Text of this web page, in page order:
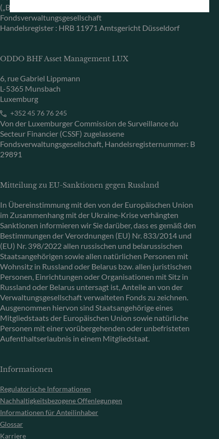
(„BaFin“) zugelassene und beaufsichtigte
Fondsverwaltungsgesellschaft
Handelsregister : HRB 11971 Amtsgericht Düsseldorf
ODDO BHF Asset Management LUX
6, rue Gabriel Lippmann
L-5365 Munsbach
Luxemburg
+352 45 76 76 245
Von der Luxemburger Commission de Surveillance du
Secteur Financier (CSSF) zugelassene
Fondsverwaltungsgesellschaft, Handelsregisternummer: B
29891
Mitteilung zu EU-Sanktionen gegen Russland
In Übereinstimmung mit den von der Europäischen Union
im Zusammenhang mit der Ukraine-Krise verhängten
Sanktionen informieren wir Sie darüber, dass es gemäß den
Bestimmungen der Verordnungen (EU) Nr. 833/2014 und
(EU) Nr. 398/2022 allen russischen und belarussischen
Staatsangehörigen sowie allen natürlichen Personen mit
Wohnsitz in Russland oder Belarus bzw. allen juristischen
Personen, Einrichtungen oder Organisationen mit Sitz in
Russland oder Belarus untersagt ist, Anteile an von der
Verwaltungsgesellschaft verwalteten Fonds zu zeichnen.
Ausgenommen hiervon sind Staatsangehörige eines
Mitgliedstaats der Europäischen Union sowie natürliche
Personen mit einer vorübergehenden oder unbefristeten
Aufenthaltserlaubnis in einem Mitgliedstaat.
Informationen
Regulatorische Informationen
Nachhaltigkeitsbezogene Offenlegungen
Informationen für Anteilinhaber
Glossar
Karriere